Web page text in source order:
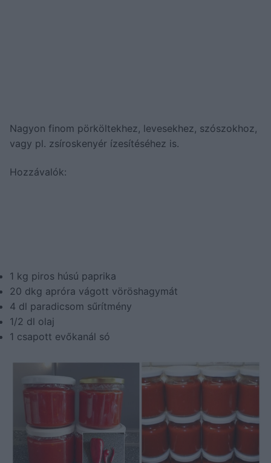
Nagyon finom pörköltekhez, levesekhez, szószokhoz,
vagy pl. zsíroskenyér ízesítéséhez is.
Hozzávalók:
1 kg piros húsú paprika
20 dkg apróra vágott vöröshagymát
4 dl paradicsom sűrítmény
1/2 dl olaj
1 csapott evőkanál só